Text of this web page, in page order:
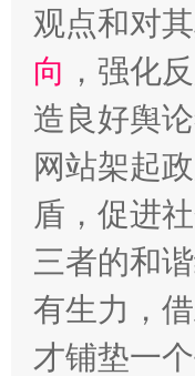
观点和对
向 ，强化
造良好舆
网站架起
盾，促进
三者的和
有生力，
才铺垫一